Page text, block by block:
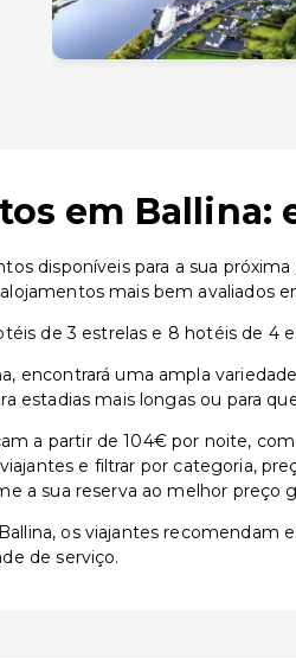
em
disponíveis para a sua
mais bem avaliados
de 3 estrelas e 8 hotéis de 4
encontrará uma ampla
estadias mais longas ou para
a partir de 104€ por noite,
e filtrar por categoria,
a sua reserva ao melhor preço
os viajantes recomendam
de serviço.